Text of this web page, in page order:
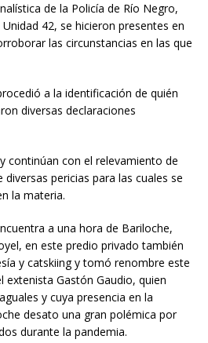
de la Policía de Río Negro,
42, se hicieron presentes en
las circunstancias en las que
a la identificación de quién
diversas declaraciones
continúan con el relevamiento de
pericias para las cuales se
la materia.
a una hora de Bariloche,
en este predio privado también
y catskiing y tomó renombre este
extenista Gastón Gaudio, quien
y cuya presencia en la
desato una gran polémica por
durante la pandemia.